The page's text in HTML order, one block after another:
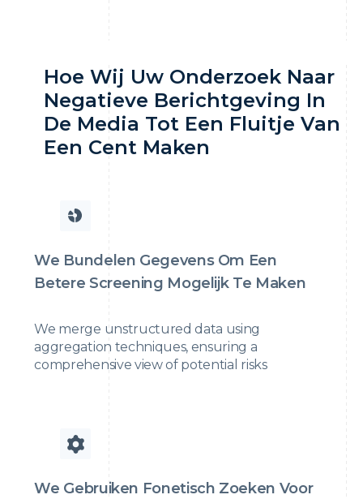
Hoe Wij Uw Onderzoek Naar
Negatieve Berichtgeving In
De Media Tot Een Fluitje Van
Een Cent Maken
We Bundelen Gegevens Om Een
Betere Screening Mogelijk Te Maken
We merge unstructured data using
aggregation techniques, ensuring a
comprehensive view of potential risks
We Gebruiken Fonetisch Zoeken Voor